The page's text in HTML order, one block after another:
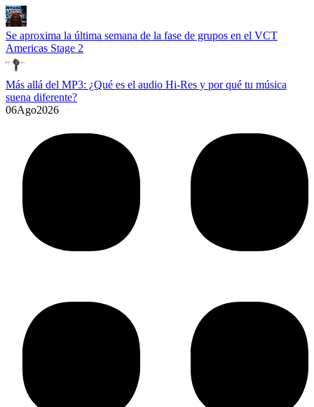
Se aproxima la última semana de la fase de grupos en el VCT
Americas Stage 2
Más allá del MP3: ¿Qué es el audio Hi-Res y por qué tu música
suena diferente?
06Ago2026